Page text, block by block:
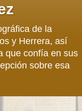
de la
y Herrera, así
que confía en sus
sobre esa